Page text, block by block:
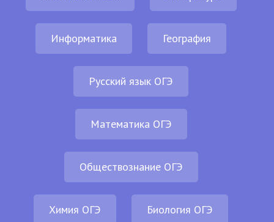
Информатика География
Русский язык ОГЭ
Математика ОГЭ
Обществознание ОГЭ
Химия ОГЭ Биология ОГЭ